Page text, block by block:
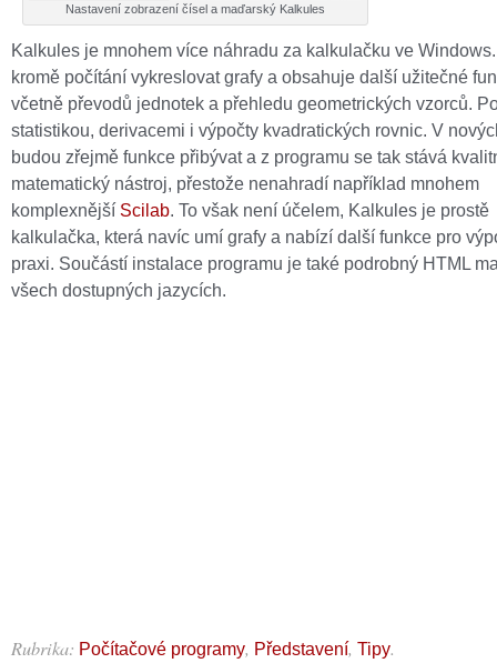
Nastavení zobrazení čísel a maďarský Kalkules
Kalkules je mnohem více náhradu za kalkulačku ve
kromě počítání vykreslovat grafy a obsahuje další užitečné
včetně převodů jednotek a přehledu geometrických vzorců.
statistikou, derivacemi i výpočty kvadratických rovnic. V
budou zřejmě funkce přibývat a z programu se tak stává
matematický nástroj, přestože nenahradí například mnohem
komplexnější Scilab. To však není účelem, Kalkules je prostě
kalkulačka, která navíc umí grafy a nabízí další funkce pro
praxi. Součástí instalace programu je také podrobný HTML
všech dostupných jazycích.
Rubrika: Počítačové programy, Představení, Tipy.